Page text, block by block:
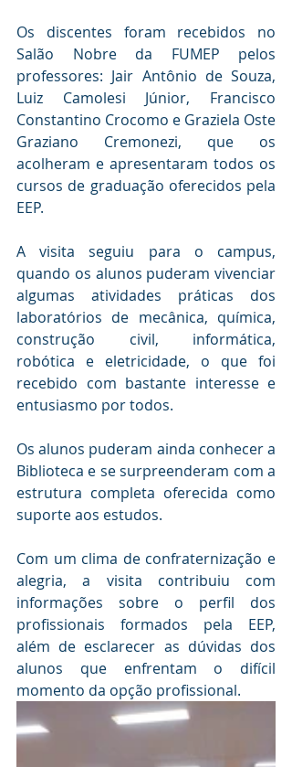
Os discentes foram recebidos no
Salão Nobre da FUMEP pelos
professores: Jair Antônio de Souza,
Luiz Camolesi Júnior, Francisco
Constantino Crocomo e Graziela Oste
Graziano Cremonezi, que os
acolheram e apresentaram todos os
cursos de graduação oferecidos pela
EEP.
A visita seguiu para o campus,
quando os alunos puderam vivenciar
algumas atividades práticas dos
laboratórios de mecânica, química,
construção civil, informática,
robótica e eletricidade, o que foi
recebido com bastante interesse e
entusiasmo por todos.
Os alunos puderam ainda conhecer a
Biblioteca e se surpreenderam com a
estrutura completa oferecida como
suporte aos estudos.
Com um clima de confraternização e
alegria, a visita contribuiu com
informações sobre o perfil dos
profissionais formados pela EEP,
além de esclarecer as dúvidas dos
alunos que enfrentam o difícil
momento da opção profissional.